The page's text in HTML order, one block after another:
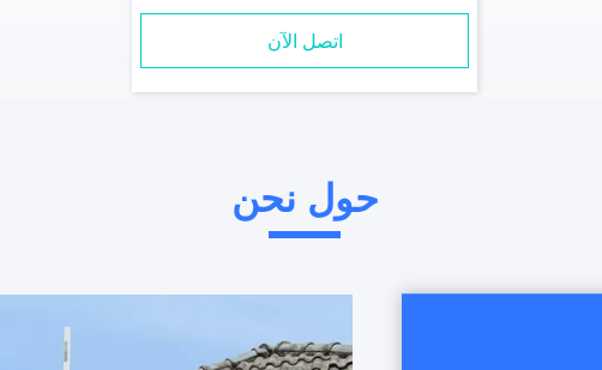
اتصل الآن
حول نحن